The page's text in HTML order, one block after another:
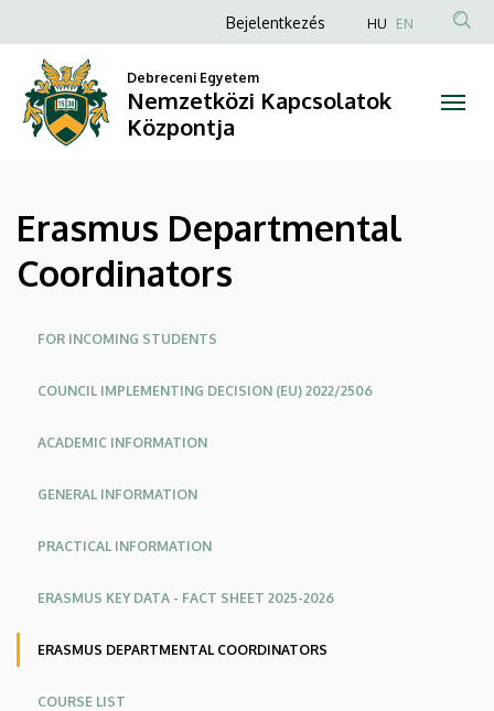
Departmental
Coordinators
Kapcsolatok
Központja
a
tartalomra
Anonim
fiók
menüje
Bejelentkezés HU EN
Debreceni Egyetem
Nemzetközi Kapcsolatok
Központja
Erasmus Departmental
Coordinators
Oldalmenü
FOR INCOMING STUDENTS
COUNCIL IMPLEMENTING DECISION (EU) 2022/2506
ACADEMIC INFORMATION
GENERAL INFORMATION
PRACTICAL INFORMATION
ERASMUS KEY DATA - FACT SHEET 2025-2026
ERASMUS DEPARTMENTAL COORDINATORS
COURSE LIST